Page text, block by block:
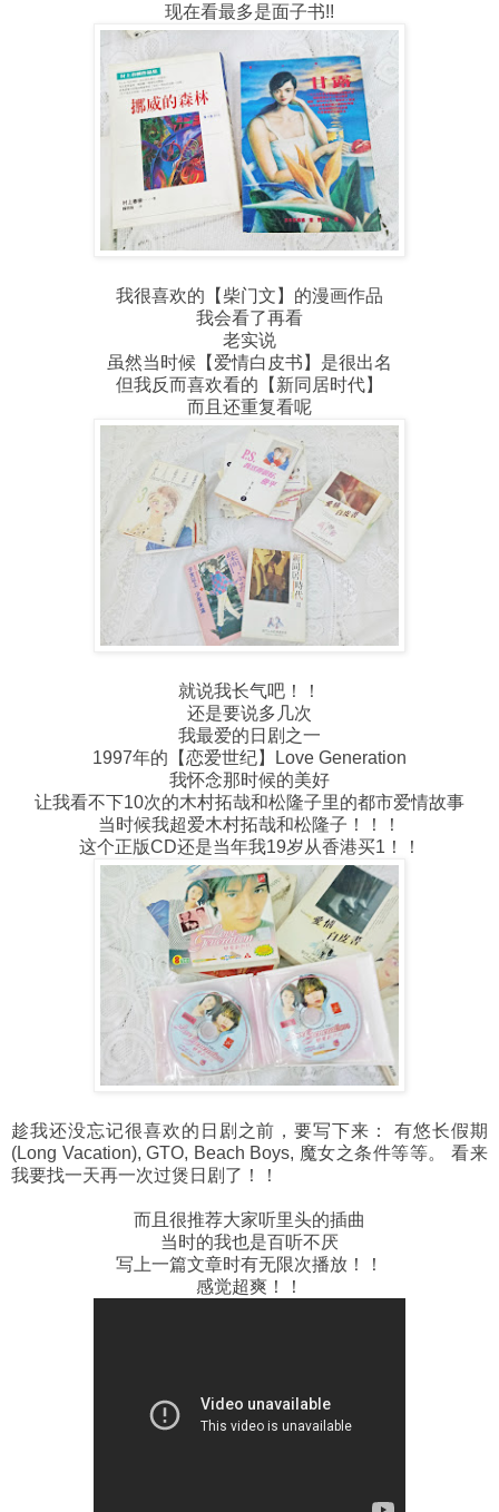
现在看最多是面子书!!
我很喜欢的【柴门文】的漫画作品
我会看了再看
老实说
虽然当时候【爱情白皮书】是很出名
但我反而喜欢看的【新同居时代】
而且还重复看呢
就说我长气吧！！
还是要说多几次
我最爱的日剧之一
1997年的【恋爱世纪】Love Generation
我怀念那时候的美好
让我看不下10次的木村拓哉和松隆子里的都市爱情故事
当时候我超爱木村拓哉和松隆子！！！
这个正版CD还是当年我19岁从香港买1！！
趁我还没忘记很喜欢的日剧之前，要写下来： 有悠长假期
(Long Vacation), GTO, Beach Boys, 魔女之条件等等。 看来
我要找一天再一次过煲日剧了！！
而且很推荐大家听里头的插曲
当时的我也是百听不厌
写上一篇文章时有无限次播放！！
感觉超爽！！